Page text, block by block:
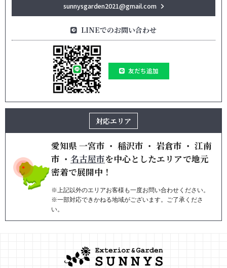
sunnysgarden2021@gmail.com
LINEでのお問い合わせ
友だち追加
対応エリア
愛知県一宮市 ・ 稲沢市 ・ 岩倉市 ・ 江南
市 ・名古屋市を中心としたエリアで地元
密着で展開中！
※上記以外のエリアお客様も一度お問い合わせください。
※一部対応できかねる地域がございます。ご了承くださ
い。